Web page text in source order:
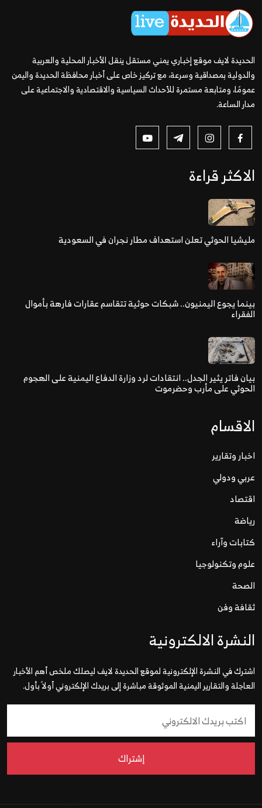
الحديدة لايف موقع إخباري يمني مستقل ينقل الأخبار المحلية والعربية
والدولية بمصداقية وسرعة، مع تركيز خاص على أخبار محافظة الحديدة واليمن
عمومًا، ومتابعة مستمرة للأحداث السياسية والاقتصادية والاجتماعية على
مدار الساعة.
الاكثر قراءة
مليشيا الحوثي تعلن استهداف مطار نجران في السعودية
بينما يجوع اليمنيون.. شبكات حوثية تتقاسم عقارات فارهة بأموال
الفقراء
بيان فاتر يثير الجدل.. انتقادات لرد وزارة الدفاع اليمنية على الهجوم
الحوثي على مأرب وحضرموت
الاقسام
اخبار وتقارير
عربي ودولي
اقتصاد
رياضة
كتابات وآراء
علوم وتكنولوجيا
الصحة
ثقافة وفن
النشرة الالكترونية
اشترك في النشرة الإلكترونية لموقع الحديدة لايف ليصلك ملخص أهم الأخبار
العاجلة والتقارير اليمنية الموثوقة مباشرة إلى بريدك الإلكتروني أولاً بأول.
إشتراك